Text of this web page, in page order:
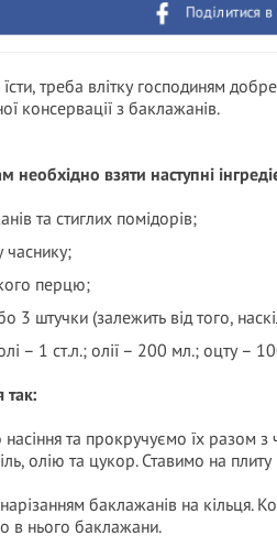
Поділитися
треба влітку господиням
консервації з баклажанів.
необхідно взяти наступні
та стиглих помідорів;
часнику;
перцю;
3 штучки (залежить від того,
– 1 ст.л.; олії – 200 мл.; оцту –
так:
та прокручуємо їх разом
олію та цукор. Ставимо на
баклажанів на кільця.
в нього баклажани.